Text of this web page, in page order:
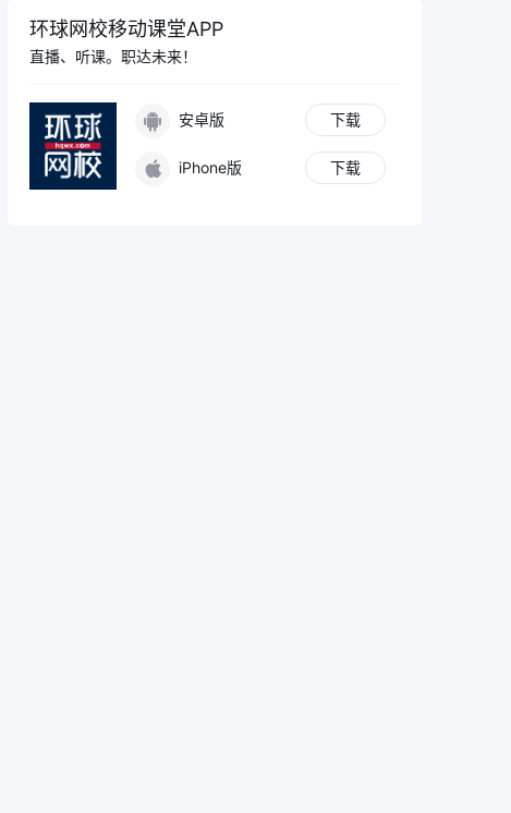
环球网校移动课堂APP
直播、听课。职达未来！
安卓版 下载
iPhone版 下载